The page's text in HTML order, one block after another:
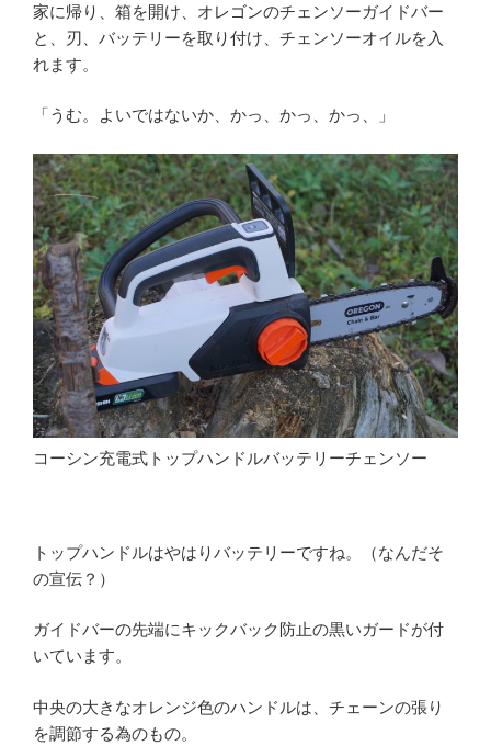
家に帰り、箱を開け、オレゴンのチェンソーガイドバー
と、刃、バッテリーを取り付け、チェンソーオイルを入
れます。
「うむ。よいではないか、かっ、かっ、かっ、」
コーシン充電式トップハンドルバッテリーチェンソー
トップハンドルはやはりバッテリーですね。（なんだそ
の宣伝？）
ガイドバーの先端にキックバック防止の黒いガードが付
いています。
中央の大きなオレンジ色のハンドルは、チェーンの張り
を調節する為のもの。